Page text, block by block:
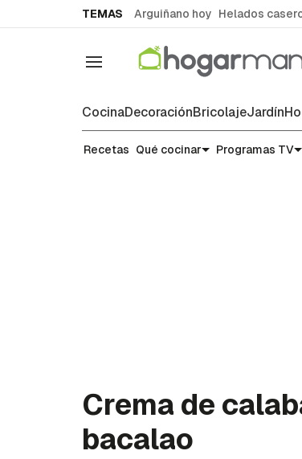
TEMAS Arguiñano hoy Helados
Navegación
CocinaDecoraciónBricolajeJardín
Recetas
Recetas Qué cocinar Programas TV
Crema de
bacalao